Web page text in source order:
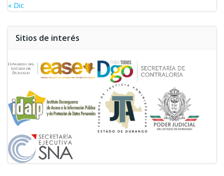
« Dic
Sitios de interés